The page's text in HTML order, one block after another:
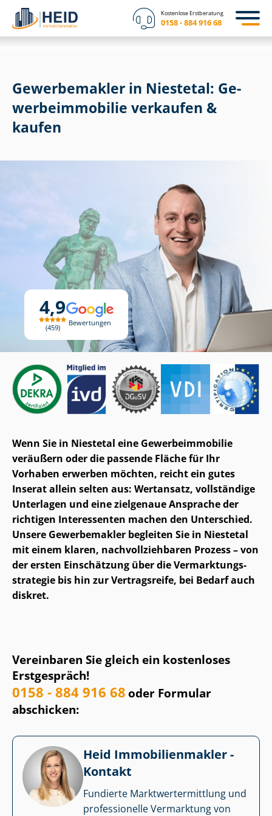
Kostenlose Erstberatung
0158 - 884 916 68
4,9
459
Bewertungen
Gewerbemakler in Niestetal: Ge­
wer­be­im­mo­bi­lie verkaufen &
kaufen
Wenn Sie in Niestetal eine Ge­wer­be­im­mo­bi­lie
veräußern oder die passende Fläche für Ihr
Vorhaben erwerben möchten, reicht ein gutes
Inserat allein selten aus: Wertansatz, vollständige
Unterlagen und eine zielgenaue Ansprache der
richtigen Interessenten machen den Unterschied.
Unsere Gewerbemakler begleiten Sie in Niestetal
mit einem klaren, nach­voll­zieh­ba­ren Prozess – von
der ersten Einschätzung über die Ver­mark­tungs­
stra­te­gie bis hin zur Vertragsreife, bei Bedarf auch
diskret.
Vereinbaren Sie gleich ein kostenloses
Erstgespräch!
0158 - 884 916 68oder Formular
abschicken:
Heid Im­mo­bi­li­en­mak­ler -
Kontakt
Fundierte Markt­wert­ermitt­lung und
professionelle Vermarktung von